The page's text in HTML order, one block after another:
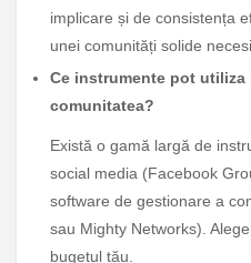
implicare și de consistența
unei comunități solide
Ce instrumente pot
comunitatea?
Există o gamă largă de
social media (Facebook
software de gestionare a
sau Mighty Networks).
bugetul tău.